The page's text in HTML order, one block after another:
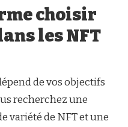
choisir
les NFT
de vos objectifs
recherchez une
variété de NFT et une